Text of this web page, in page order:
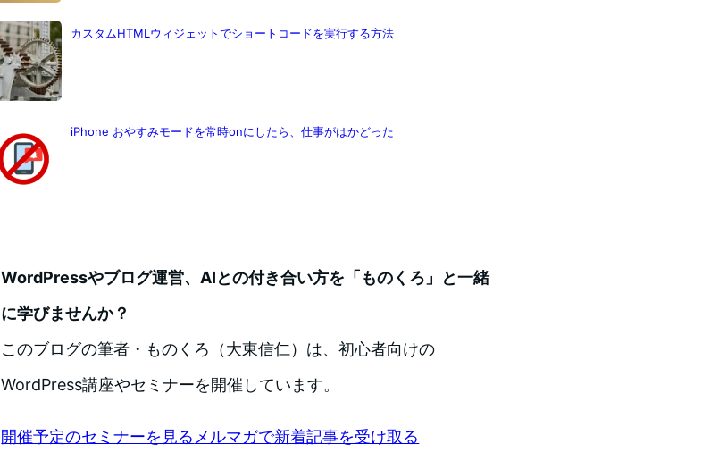
カスタムHTMLウィジェットでショートコードを実行する方法
iPhone おやすみモードを常時onにしたら、仕事がはかどった
WordPressやブログ運営、AIとの付き合い方を「ものくろ」と一緒
に学びませんか？
このブログの筆者・ものくろ（大東信仁）は、初心者向けの
WordPress講座やセミナーを開催しています。
開催予定のセミナーを見る メルマガで新着記事を受け取る